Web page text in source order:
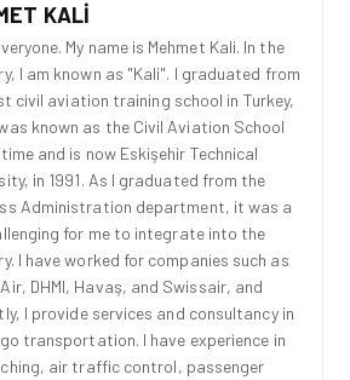
KALI
My name is Mehmet Kali. In the
I am known as "Kali". I graduated from
civil aviation training school in Turkey,
known as the Civil Aviation School
and is now Eskişehir Technical
in 1991. As I graduated from the
Administration department, it was a
for me to integrate into the
I have worked for companies such as
DHMI, Havaş, and Swissair, and
I provide services and consultancy in
transportation. I have experience in
air traffic control, passenger